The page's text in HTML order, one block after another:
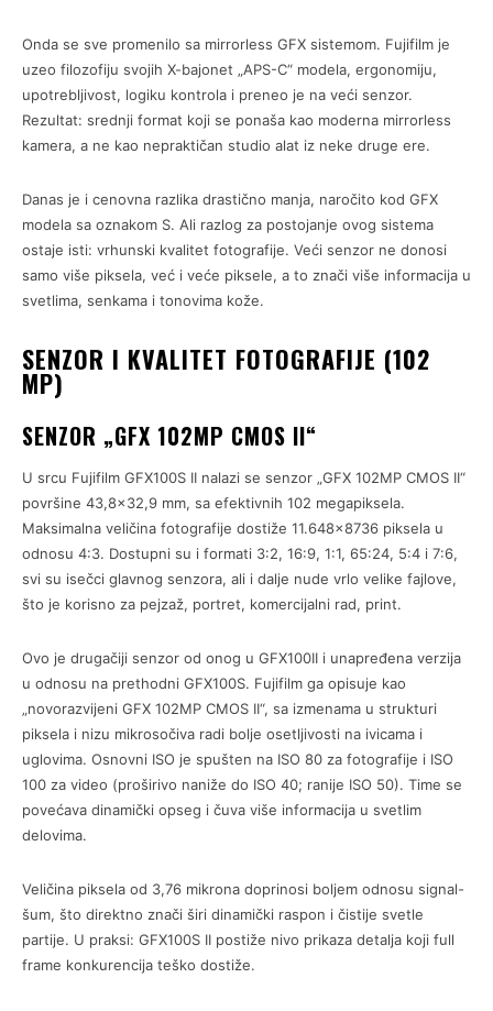
Onda se sve promenilo sa mirrorless GFX sistemom. Fujifilm je
uzeo filozofiju svojih X-bajonet „APS-C“ modela, ergonomiju,
upotrebljivost, logiku kontrola i preneo je na veći senzor.
Rezultat: srednji format koji se ponaša kao moderna mirrorless
kamera, a ne kao nepraktičan studio alat iz neke druge ere.
Danas je i cenovna razlika drastično manja, naročito kod GFX
modela sa oznakom S. Ali razlog za postojanje ovog sistema
ostaje isti: vrhunski kvalitet fotografije. Veći senzor ne donosi
samo više piksela, već i veće piksele, a to znači više informacija u
svetlima, senkama i tonovima kože.
SENZOR I KVALITET FOTOGRAFIJE (102
MP)
SENZOR „GFX 102MP CMOS II“
U srcu Fujifilm GFX100S II nalazi se senzor „GFX 102MP CMOS II“
površine 43,8×32,9 mm, sa efektivnih 102 megapiksela.
Maksimalna veličina fotografije dostiže 11.648×8736 piksela u
odnosu 4:3. Dostupni su i formati 3:2, 16:9, 1:1, 65:24, 5:4 i 7:6,
svi su isečci glavnog senzora, ali i dalje nude vrlo velike fajlove,
što je korisno za pejzaž, portret, komercijalni rad, print.
Ovo je drugačiji senzor od onog u GFX100II i unapređena verzija
u odnosu na prethodni GFX100S. Fujifilm ga opisuje kao
„novorazvijeni GFX 102MP CMOS II“, sa izmenama u strukturi
piksela i nizu mikrosočiva radi bolje osetljivosti na ivicama i
uglovima. Osnovni ISO je spušten na ISO 80 za fotografije i ISO
100 za video (proširivo naniže do ISO 40; ranije ISO 50). Time se
povećava dinamički opseg i čuva više informacija u svetlim
delovima.
Veličina piksela od 3,76 mikrona doprinosi boljem odnosu signal-
šum, što direktno znači širi dinamički raspon i čistije svetle
partije. U praksi: GFX100S II postiže nivo prikaza detalja koji full
frame konkurencija teško dostiže.